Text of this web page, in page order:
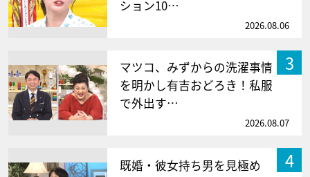
ション10…
2026.08.06
3
マツコ、みずからの洗濯事情
を明かし有吉おどろき！私服
で外出す…
2026.08.07
4
既婚・彼女持ち男を見極め